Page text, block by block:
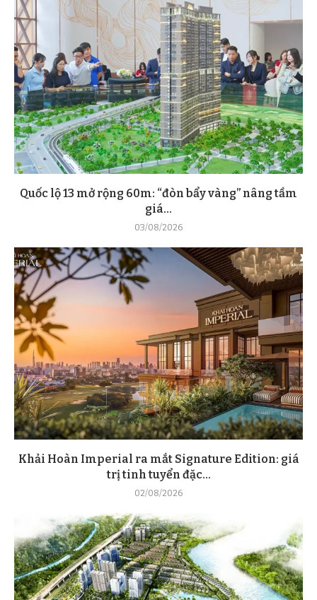
Quốc lộ 13 mở rộng 60m: “đòn bẩy vàng” nâng tầm
giá...
03/08/2026
Khải Hoàn Imperial ra mắt Signature Edition: giá
trị tinh tuyển đặc...
02/08/2026